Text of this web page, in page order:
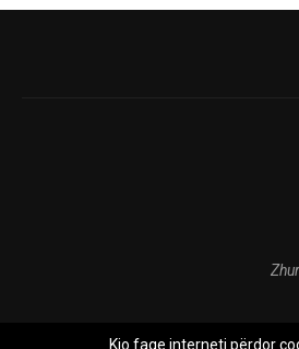
Kjo faqe interneti përdor